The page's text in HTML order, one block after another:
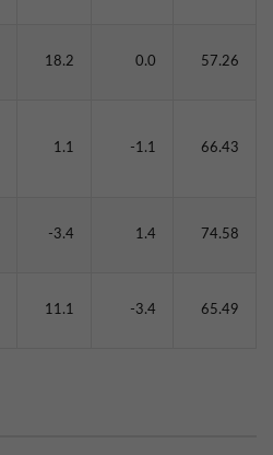
18.2 0.0 57.26
1.1 -1.1 66.43
-3.4 1.4 74.58
11.1 -3.4 65.49